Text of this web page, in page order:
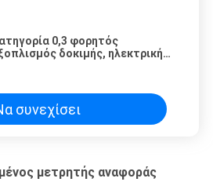
0,3 φορητός
δοκιμής, ηλεκτρική
συνεχίσει
μετρητής αναφοράς